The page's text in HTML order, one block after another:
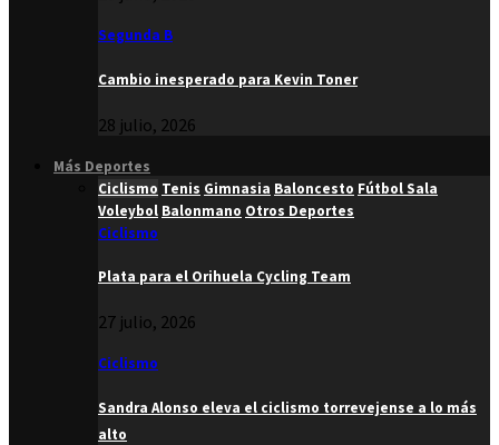
Segunda B
Cambio inesperado para Kevin Toner
28 julio, 2026
Más Deportes
Ciclismo Tenis Gimnasia Baloncesto Fútbol Sala
Voleybol Balonmano Otros Deportes
Ciclismo
Plata para el Orihuela Cycling Team
27 julio, 2026
Ciclismo
Sandra Alonso eleva el ciclismo torrevejense a lo más
alto